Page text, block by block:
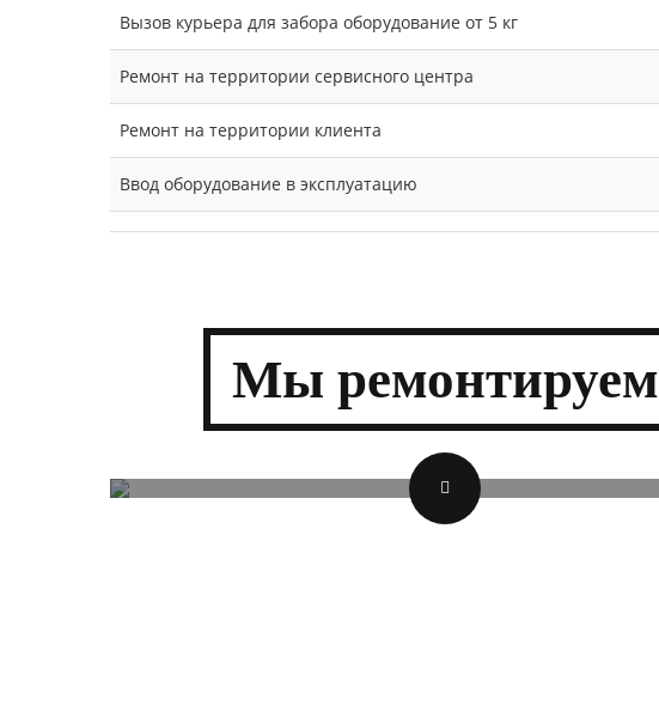
Вызов курьера для забора оборудование от 5 кг
Ремонт на территории сервисного центра
Ремонт на территории клиента
Ввод оборудование в эксплуатацию
Мы ремонти­руем